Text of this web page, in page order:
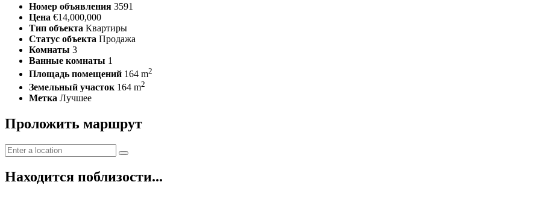
Номер объявления 3591
Цена €14,000,000
Тип объекта Квартиры
Статус объекта Продажа
Комнаты 3
Ванные комнаты 1
Площадь помещений 164 m2
Земельный участок 164 m2
Метка Лучшее
Проложить маршрут
Находится поблизости...